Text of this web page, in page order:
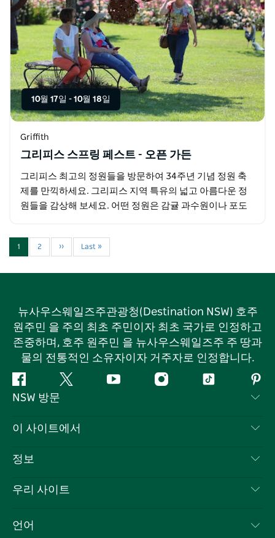
10월 17일 - 10월 18일
Griffith
그리피스 스프링 페스트 - 오픈 가든
그리피스 최고의 정원들을 방문하여 34주년 기념 정원 축
제를 만끽하세요. 그리피스 지역 특유의 넓고 아름다운 정
원들을 감상해 보세요. 어떤 정원은 감귤 과수원이나 포도
1 2 ›› Last »
뉴사우스웨일즈주관광청(Destination NSW) 호주
원주민 을 주의 최초 주민이자 최초 국가로 인정하고
존중하며, 호주 원주민 을 뉴사우스웨일즈주 주 땅과
물의 전통적인 소유자이자 거주자로 인정합니다.
페
이
북
지
다
유
인
틱
핀
터
스
NSW 방문
문의하기
쿠키 고지
이 사이트에서
목적지
이벤트
정보
여행 정보
뉴사우스웨일즈주 의 사업
우리 사이트
언어